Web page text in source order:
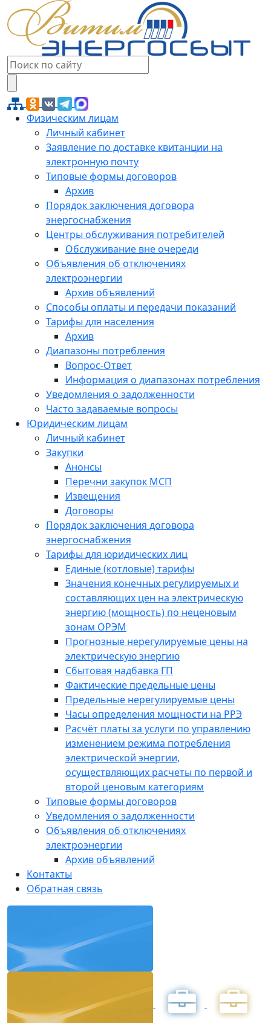
Физическим лицам
Личный кабинет
Заявление по доставке квитанции на
электронную почту
Типовые формы договоров
Архив
Порядок заключения договора
энергоснабжения
Центры обслуживания потребителей
Обслуживание вне очереди
Объявления об отключениях
электроэнергии
Архив объявлений
Способы оплаты и передачи показаний
Тарифы для населения
Архив
Диапазоны потребления
Вопрос-Ответ
Информация о диапазонах потребления
Уведомления о задолженности
Часто задаваемые вопросы
Юридическим лицам
Личный кабинет
Закупки
Анонсы
Перечни закупок МСП
Извещения
Договоры
Порядок заключения договора
энергоснабжения
Тарифы для юридических лиц
Единые (котловые) тарифы
Значения конечных регулируемых и
составляющих цен на электрическую
энергию (мощность) по неценовым
зонам ОРЭМ
Прогнозные нерегулируемые цены на
электрическую энергию
Сбытовая надбавка ГП
Фактические предельные цены
Предельные нерегулируемые цены
Часы определения мощности на РРЭ
Расчёт платы за услуги по управлению
изменением режима потребления
электрической энергии,
осуществляющих расчеты по первой и
второй ценовым категориям
Типовые формы договоров
Уведомления о задолженности
Объявления об отключениях
электроэнергии
Архив объявлений
Контакты
Обратная связь